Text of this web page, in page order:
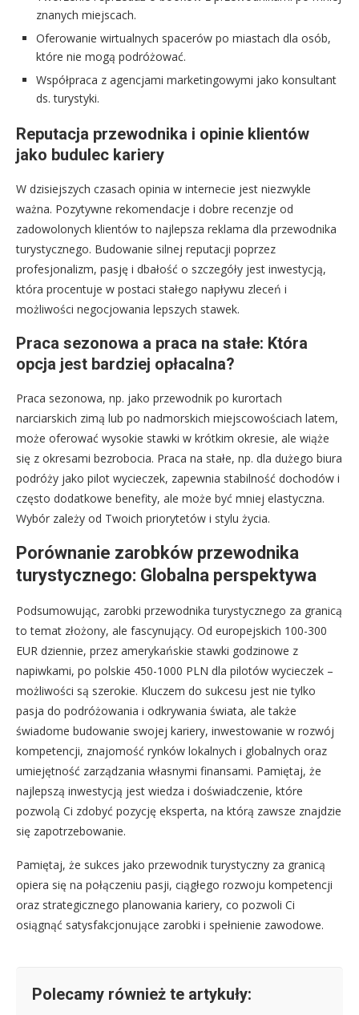
znanych miejscach.
Oferowanie wirtualnych spacerów po miastach dla osób,
które nie mogą podróżować.
Współpraca z agencjami marketingowymi jako konsultant
ds. turystyki.
Reputacja przewodnika i opinie klientów
jako budulec kariery
W dzisiejszych czasach opinia w internecie jest niezwykle
ważna. Pozytywne rekomendacje i dobre recenzje od
zadowolonych klientów to najlepsza reklama dla przewodnika
turystycznego. Budowanie silnej reputacji poprzez
profesjonalizm, pasję i dbałość o szczegóły jest inwestycją,
która procentuje w postaci stałego napływu zleceń i
możliwości negocjowania lepszych stawek.
Praca sezonowa a praca na stałe: Która
opcja jest bardziej opłacalna?
Praca sezonowa, np. jako przewodnik po kurortach
narciarskich zimą lub po nadmorskich miejscowościach latem,
może oferować wysokie stawki w krótkim okresie, ale wiąże
się z okresami bezrobocia. Praca na stałe, np. dla dużego biura
podróży jako pilot wycieczek, zapewnia stabilność dochodów i
często dodatkowe benefity, ale może być mniej elastyczna.
Wybór zależy od Twoich priorytetów i stylu życia.
Porównanie zarobków przewodnika
turystycznego: Globalna perspektywa
Podsumowując, zarobki przewodnika turystycznego za granicą
to temat złożony, ale fascynujący. Od europejskich 100-300
EUR dziennie, przez amerykańskie stawki godzinowe z
napiwkami, po polskie 450-1000 PLN dla pilotów wycieczek –
możliwości są szerokie. Kluczem do sukcesu jest nie tylko
pasja do podróżowania i odkrywania świata, ale także
świadome budowanie swojej kariery, inwestowanie w rozwój
kompetencji, znajomość rynków lokalnych i globalnych oraz
umiejętność zarządzania własnymi finansami. Pamiętaj, że
najlepszą inwestycją jest wiedza i doświadczenie, które
pozwolą Ci zdobyć pozycję eksperta, na którą zawsze znajdzie
się zapotrzebowanie.
Pamiętaj, że sukces jako przewodnik turystyczny za granicą
opiera się na połączeniu pasji, ciągłego rozwoju kompetencji
oraz strategicznego planowania kariery, co pozwoli Ci
osiągnąć satysfakcjonujące zarobki i spełnienie zawodowe.
Polecamy również te artykuły: